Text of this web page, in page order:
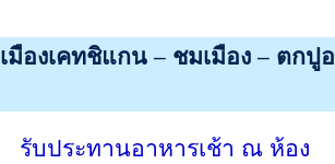
เมืองเคทชิแกน – ชมเมือง – ตกปู
รับประทานอาหารเช้า ณ ห้อง